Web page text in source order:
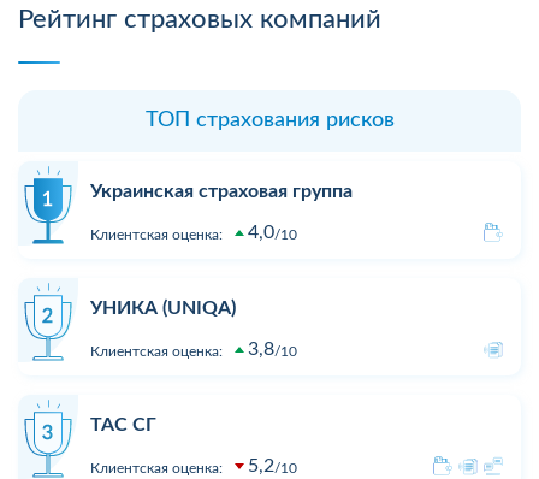
Рейтинг страховых компаний
ТОП страхования рисков
Украинская страховая группа
Клиентская оценка: 4,0 10
УНИКА (UNIQA)
Клиентская оценка: 3,8 10
ТАС СГ
Клиентская оценка: 5,2 10